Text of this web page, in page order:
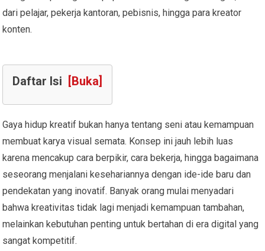
dari pelajar, pekerja kantoran, pebisnis, hingga para kreator
konten.
Daftar Isi [Buka]
Gaya hidup kreatif bukan hanya tentang seni atau kemampuan
membuat karya visual semata. Konsep ini jauh lebih luas
karena mencakup cara berpikir, cara bekerja, hingga bagaimana
seseorang menjalani kesehariannya dengan ide-ide baru dan
pendekatan yang inovatif. Banyak orang mulai menyadari
bahwa kreativitas tidak lagi menjadi kemampuan tambahan,
melainkan kebutuhan penting untuk bertahan di era digital yang
sangat kompetitif.